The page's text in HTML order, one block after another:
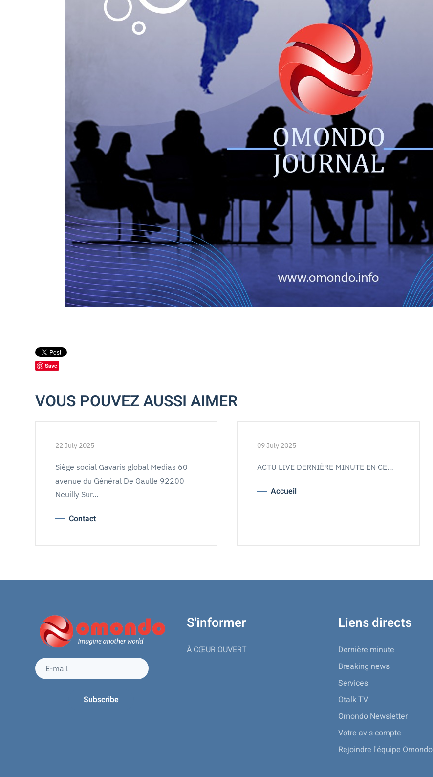
Save
VOUS POUVEZ AUSSI AIMER
22 July 2025
Siège social Gavaris global Medias 60
avenue du Général De Gaulle 92200
Neuilly Sur…
Contact
09 July 2025
ACTU LIVE DERNIÈRE MINUTE EN CE…
Accueil
S'informer
À CŒUR OUVERT
Liens directs
Dernière minute
Breaking news
Services
Otalk TV
Omondo Newsletter
Votre avis compte
Rejoindre l'équipe Omondo